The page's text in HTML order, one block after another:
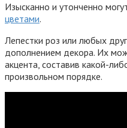
Изысканно и утонченно
цветами.
Лепестки роз или любых
дополнением декора. Их
акцента, составив какой-
произвольном порядке.